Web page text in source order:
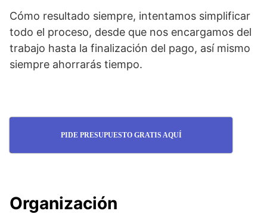
Cómo resultado siempre, intentamos simplificar
todo el proceso, desde que nos encargamos del
trabajo hasta la finalización del pago, así mismo
siempre ahorrarás tiempo.
PIDE PRESUPUESTO GRATIS AQUÍ
Organización